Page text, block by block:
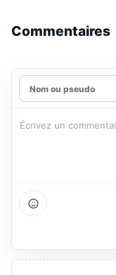
Commentaires